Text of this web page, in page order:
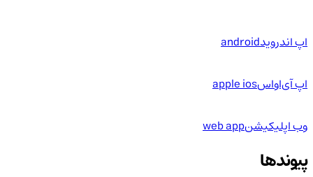
اپ اندرویدandroid
اپ آی‌او‌اسapple ios
وب اپلیکیشنweb app
پیوندها